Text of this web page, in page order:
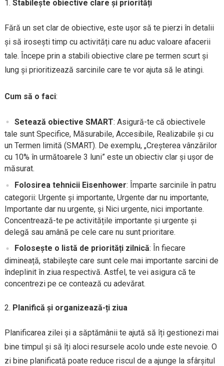
Stabilește obiective clare și priorități
Fără un set clar de obiective, este ușor să te pierzi în detalii
și să irosești timp cu activități care nu aduc valoare afacerii
tale. Începe prin a stabili obiective clare pe termen scurt și
lung și prioritizează sarcinile care te vor ajuta să le atingi.
Cum să o faci:
Setează obiective SMART: Asigură-te că obiectivele
tale sunt Specifice, Măsurabile, Accesibile, Realizabile și cu
un Termen limită (SMART). De exemplu, „Creșterea vânzărilor
cu 10% în următoarele 3 luni” este un obiectiv clar și ușor de
măsurat.
Folosirea tehnicii Eisenhower: Împarte sarcinile în patru
categorii: Urgente și importante, Urgente dar nu importante,
Importante dar nu urgente, și Nici urgente, nici importante.
Concentrează-te pe activitățile importante și urgente și
delegă sau amână pe cele care nu sunt prioritare.
Folosește o listă de priorități zilnică: În fiecare
dimineață, stabilește care sunt cele mai importante sarcini de
îndeplinit în ziua respectivă. Astfel, te vei asigura că te
concentrezi pe ce contează cu adevărat.
Planifică și organizează-ți ziua
Planificarea zilei și a săptămânii te ajută să îți gestionezi mai
bine timpul și să îți aloci resursele acolo unde este nevoie. O
zi bine planificată poate reduce riscul de a ajunge la sfârșitul